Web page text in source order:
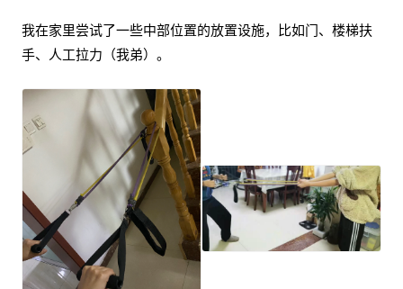
我在家里尝试了一些中部位置的放置设施，比如门、楼梯扶
手、人工拉力（我弟）。